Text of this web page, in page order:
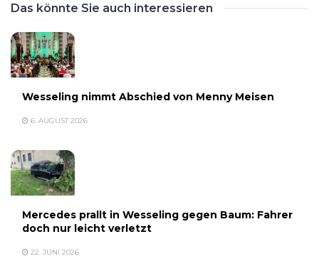
Das könnte Sie auch interessieren
Wesseling nimmt Abschied von Menny Meisen
6. AUGUST 2026
Mercedes prallt in Wesseling gegen Baum: Fahrer
doch nur leicht verletzt
22. JUNI 2026